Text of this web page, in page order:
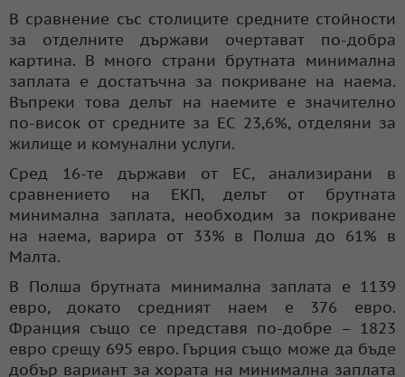
В сравнение със столиците средните стойности
за отделните държави очертават по-добра
картина. В много страни брутната минимална
заплата е достатъчна за покриване на наема.
Въпреки това делът на наемите е значително
по-висок от средните за ЕС 23,6%, отделяни за
жилище и комунални услуги.
Сред 16-те държави от ЕС, анализирани в
сравнението на ЕКП, делът от брутната
минимална заплата, необходим за покриване
на наема, варира от 33% в Полша до 61% в
Малта.
В Полша брутната минимална заплата е 1139
евро, докато средният наем е 376 евро.
Франция също се представя по-добре – 1823
евро срещу 695 евро. Гърция също може да бъде
добър вариант за хората на минимална заплата